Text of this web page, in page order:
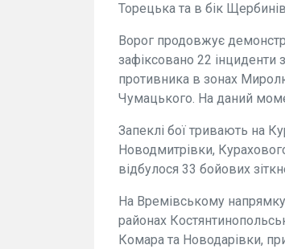
Торецька та в бік
Ворог продовжує
зафіксовано 22 інциденти
противника в зонах
Чумацького. На даний
Запеклі бої тривають на
Новодмитрівки,
відбулося 33 бойових
На Времівському
районах
Комара та Новодарівки,